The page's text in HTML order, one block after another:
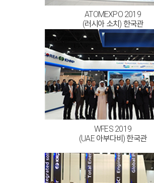
ATOMEXPO 2019
(러시아 소치) 한국관
WFES 2019
(UAE 아부다비) 한국관